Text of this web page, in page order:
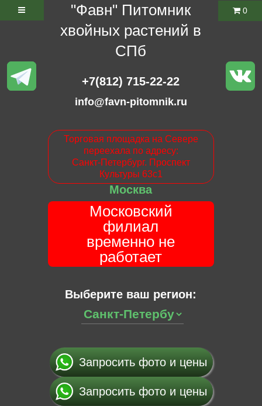
"Фавн" Питомник
хвойных растений в
СПб
+7(812) 715-22-22
info@favn-pitomnik.ru
Торговая площадка на Севере
переехала по адресу:
Санкт-Петербург. Проспект
Культуры 63с1
Москва
Московский
филиал
временно не
работает
Выберите ваш регион:
0
Запросить фото и цены
Запросить фото и цены